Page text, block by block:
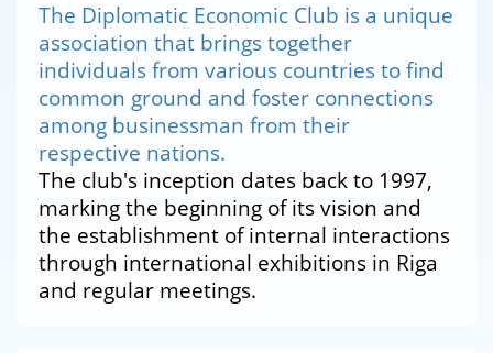
The Diplomatic Economic Club is a unique
association that brings together
individuals from various countries to find
common ground and foster connections
among businessman from their
respective nations.
The club's inception dates back to 1997,
marking the beginning of its vision and
the establishment of internal interactions
through international exhibitions in Riga
and regular meetings.